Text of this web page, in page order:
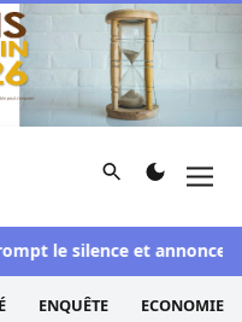
et d'investigation
Rechercher
le silence et annonce
ENQUÊTE ECONOMIE